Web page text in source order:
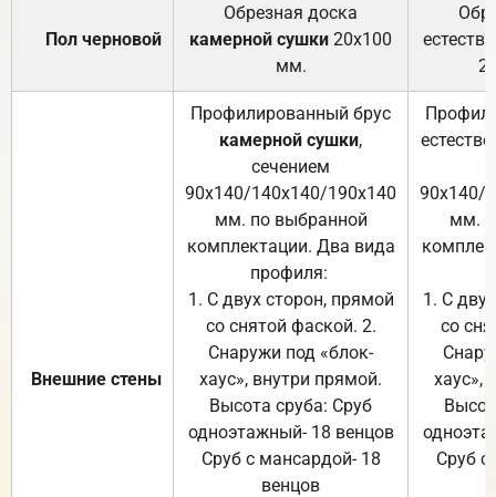
Пол черновой
Обрезная доска
камерной сушки 20х100
мм.
Внешние стены
Профилированный брус
камерной сушки,
сечением
90х140/140х140/190х140
мм. по выбранной
комплектации. Два вида
профиля:
1. С двух сторон, прямой
со снятой фаской. 2.
Снаружи под «блок-
хаус», внутри прямой.
Высота сруба: Сруб
одноэтажный- 18 венцов
Сруб с мансардой- 18
венцов
90х140/
мм.
1. С
со
хаус»,
Сруб с